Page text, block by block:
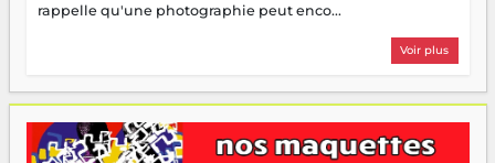
rappelle qu'une photographie peut enco...
Voir plus